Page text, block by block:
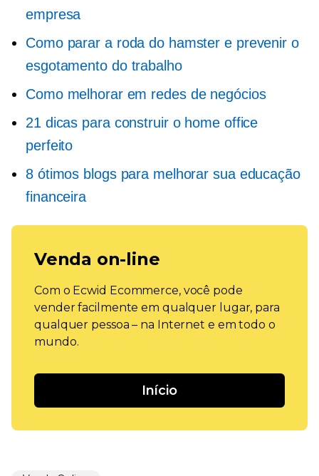
empresa
Como parar a roda do hamster e prevenir o
esgotamento do trabalho
Como melhorar em redes de negócios
21 dicas para construir o home office
perfeito
8 ótimos blogs para melhorar sua educação
financeira
Venda on-line
Com o Ecwid Ecommerce, você pode
vender facilmente em qualquer lugar, para
qualquer pessoa – na Internet e em todo o
mundo.
Início